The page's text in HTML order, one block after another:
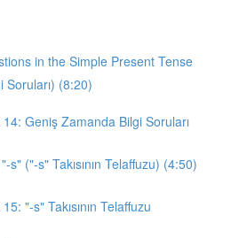
in the Simple Present Tense
Soruları) (8:20)
Geniş Zamanda Bilgi Soruları
s" ("-s" Takısının Telaffuzu) (4:50)
"-s" Takısının Telaffuzu